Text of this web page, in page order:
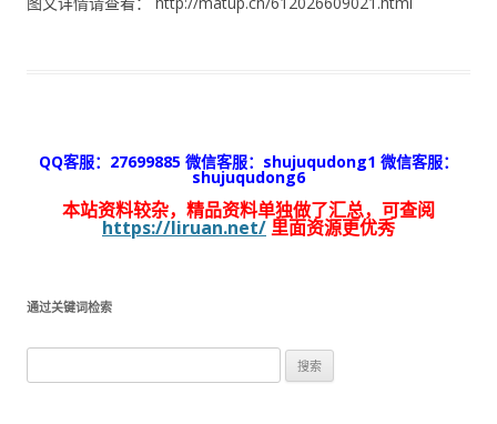
QQ客服：27699885 微信客服：shujuqudong1 微信客服：
shujuqudong6
本站资料较杂，精品资料单独做了汇总，可查阅
https://liruan.net/ 里面资源更优秀
通过关键词检索
索：